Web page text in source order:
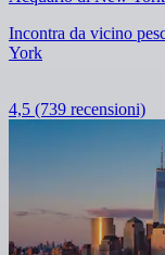
Incontra da vicino
York
4,5 (739 recensioni)